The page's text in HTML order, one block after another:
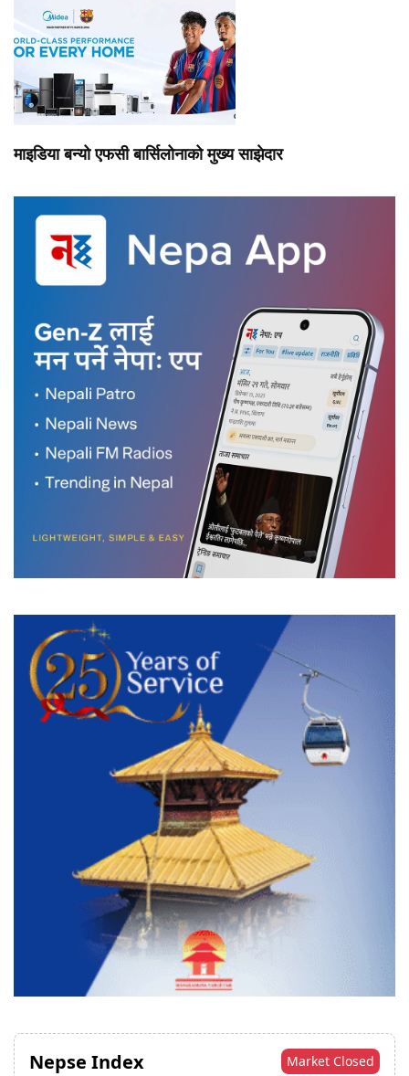
माइडिया बन्यो एफसी बार्सिलोनाको मुख्य साझेदार